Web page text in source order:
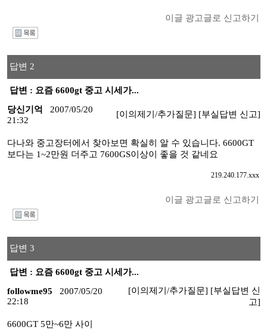
이글 광고글로 신고하기
답변 2
답변 : 요즘 6600gt 중고 시세가...
당신기억
2007/05/20
21:32
[이의제기/추가질문] [부실답변 신고]
다나와 중고장터에서 찾아보면 확실히 알 수 있습니다. 6600GT
보다는 1~2만원 더주고 7600GS이상이 좋을 것 같네요
219.240.177.xxx
이글 광고글로 신고하기
답변 3
답변 : 요즘 6600gt 중고 시세가...
followme95
2007/05/20
22:18
[이의제기/추가질문] [부실답변 신
고]
6600GT 5만~6만 사이